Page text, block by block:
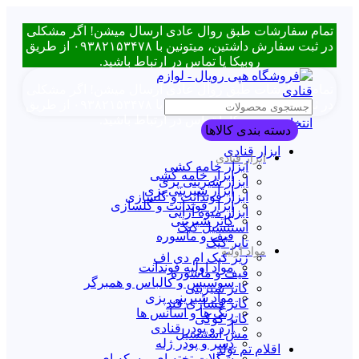
تمام سفارشات طبق روال عادی ارسال میشن! اگر مشکلی
در ثبت سفارش داشتین، میتونین با ۰۹۳۸۲۱۵۳۴۷۸ از طریق
روبیکا یا تماس در ارتباط باشید.
تمام سفارشات طبق روال عادی ارسال میشن! اگر مشکلی
روبیکا یا تماس در ارتباط باشید.انتخاب دسته بندی
ابزار قنادی
ابزار خامه کشی
ابزار شیرینی پزی
ابزار فوندانت و گلسازی
ابزار میوه آرایی
استنسیل کیک
تاپر کیک
زیر کیک ام دی اف
قیف و ماسوره
کاتر شیرینی
کاتر فشاری قند
کاتر کوکی
مش استنسیل
اقلام تم تولد
دسته بندی کالاها
ابزار قنادی
ابزار خامه کشی
ابزار شیرینی پزی
ابزار فوندانت و گلسازی
کاتر شیرینی
قیف و ماسوره
مواد اولیه
مواد اولیه فوندانت
سوسیس و کالباس و همبرگر
مواد شیرینی پزی
رنگ ها و اسانس ها
آرد و پودر قنادی
دسر و پودر ژله